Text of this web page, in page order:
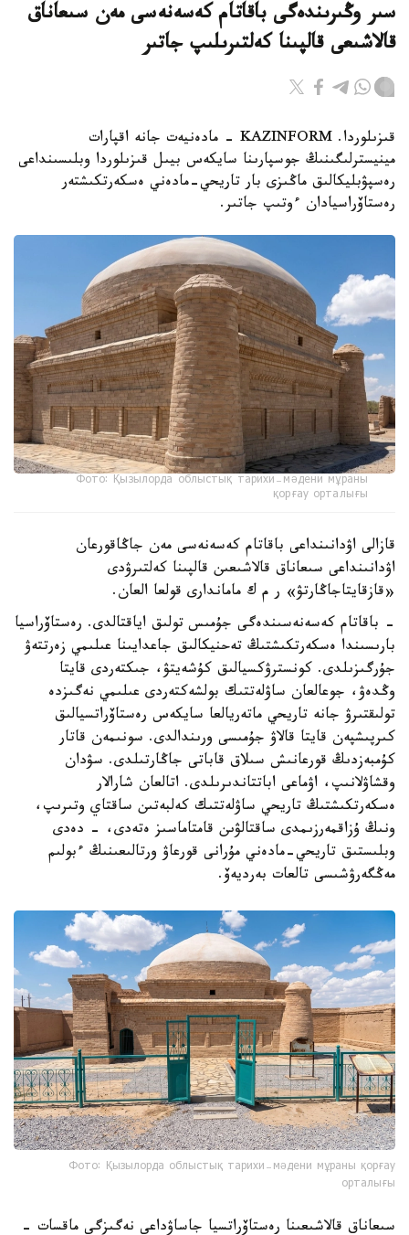
سىر وڭىرىندەگى باقاتام كەسەنەسى مەن سىعاناق
قالاشىعى قالپىنا كەلتىرىلىپ جاتىر
قىزىلوردا. KAZINFORM - مادەنيەت جانە اقپارات
مينيسترلىگىنىڭ جوسپارىنا سايكەس بيىل قىزىلوردا وبلىسىنداعى
رەسپۋبليكالىق ماڭىزى بار تاريحي-مادەني ەسكەرتكىشتەر
رەستاۆراسيادان ءوتىپ جاتىر.
Фото: Қызылорда облыстық тарихи-мәдени мұраны
қорғау орталығы
قازالى اۋدانىنداعى باقاتام كەسەنەسى مەن جاڭاقورعان
اۋدانىنداعى سىعاناق قالاشىعىن قالپىنا كەلتىرۋدى
«قازقايتاجاڭارتۋ» ر م ك ماماندارى قولعا العان.
- باقاتام كەسەنەسىندەگى جۇمىس تولىق اياقتالدى. رەستاۆراسيا
بارىسىندا ەسكەرتكىشتىڭ تەحنيكالىق جاعدايىنا عىلىمي زەرتتەۋ
جۇرگىزىلدى. كونسترۋكسيالىق كۇشەيتۋ، جىكتەردى قايتا
وڭدەۋ، جوعالعان ساۋلەتتىك بولشەكتەردى عىلىمي نەگىزدە
تولىقتىرۋ جانە تاريحي ماتەريالعا سايكەس رەستاۆراتسيالىق
كىرپىشپەن قايتا قالاۋ جۇمىسى ورىندالدى. سونىمەن قاتار
كۇمبەزدىڭ قورعانىش سىلاق قاباتى جاڭارتىلدى. سۋدان
وقشاۋلانىپ، اۋماعى اباتتاندىرىلدى. اتالعان شارالار
ەسكەرتكىشتىڭ تاريحي ساۋلەتتىك كەلبەتىن ساقتاي وتىرىپ،
ونىڭ ۇزاقمەرزىمدى ساقتالۋىن قامتاماسىز ەتەدى، - دەدى
وبلىستىق تاريحي-مادەني مۇرانى قورعاۋ ورتالىعىنىڭ ءبولىم
مەڭگەرۋشىسى تالعات بەرديەۆ.
Фото: Қызылорда облыстық тарихи-мәдени мұраны қорғау
орталығы
سىعاناق قالاشىعىنا رەستاۆراتسيا جاساۋداعى نەگىزگى ماقسات -